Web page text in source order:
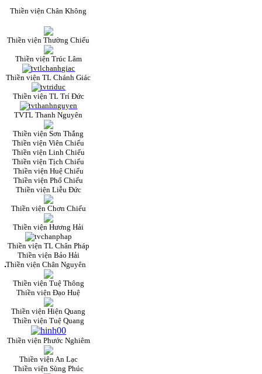
Thiền viện Chân Không
Thiền viện Thường Chiếu
Thiền viện Trúc Lâm
Thiền viện TL Chánh Giác
Thiền viện TL Trí Đức
TVTL Thanh Nguyên
Thiền viện Sơn Thắng
Thiền viện Viên Chiếu
Thiền viện Linh Chiếu
Thiền viện Tịch Chiếu
Thiền viện Huệ Chiếu
Thiền viện Phổ Chiếu
Thiền viện Liễu Đức
Thiền viện Chơn Chiếu
Thiền viện Hương Hải
Thiền viện TL Chân Pháp
Thiền viện Bảo Hải
Thiền viện Chân Nguyên
Thiền viện Tuệ Thông
Thiền viện Đạo Huệ
Thiền viện Hiện Quang
Thiền viện Tuệ Quang
Thiền viện Phước Nghiêm
Thiền viện An Lạc
Thiền viện Sùng Phúc